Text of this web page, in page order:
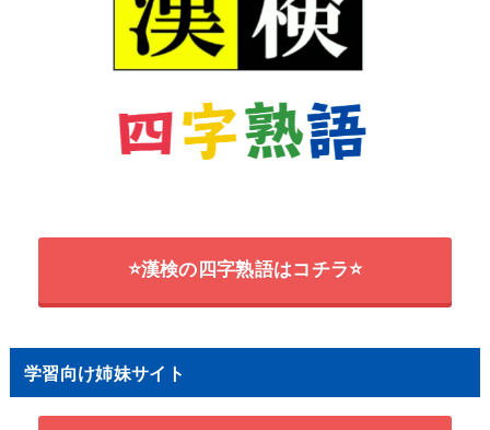
⭐漢検の四字熟語はコチラ⭐
学習向け姉妹サイト